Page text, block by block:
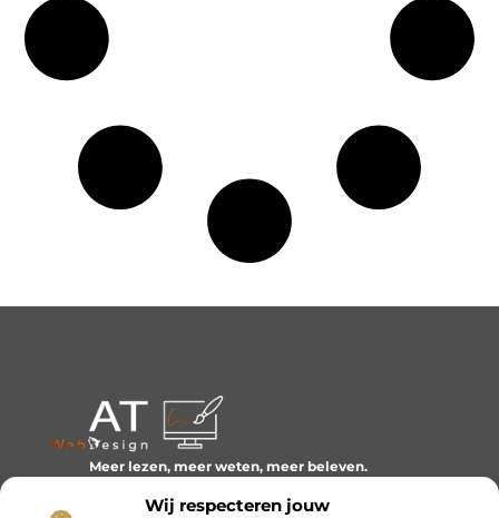
Wij respecteren jouw
Meer lezen, meer weten, meer beleven.
het dagelijks leven boeiend maakt.